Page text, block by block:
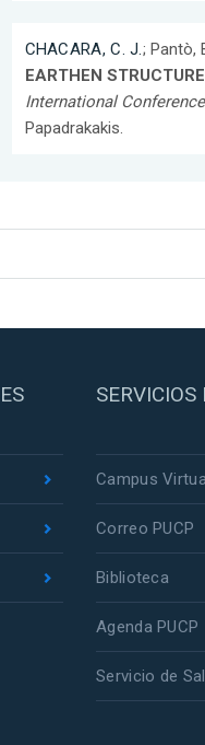
CHACARA, C. J.; Pantò,
EARTHEN
International
Papadrakakis.
SERVICIOS
Campus
Correo PUCP
Biblioteca
Agenda PUCP
Servicio de